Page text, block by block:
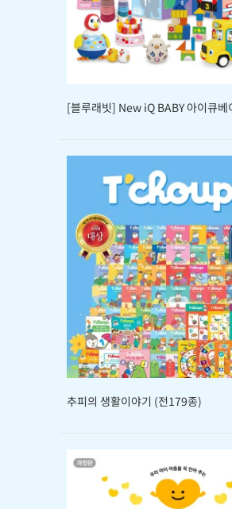
[블루래빗] New iQ BABY 아이큐베
추피의 생활이야기 (전179종)